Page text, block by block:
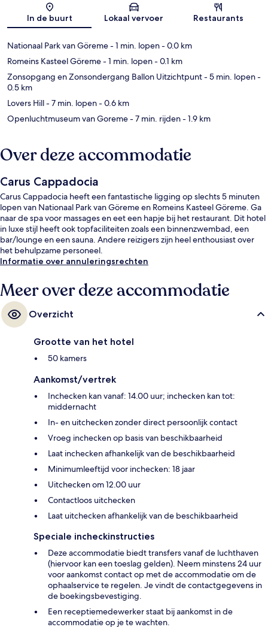
In de buurt Lokaal vervoer Restaurants
Nationaal Park van Göreme- 1 min. lopen- 0.0 km
Romeins Kasteel Göreme- 1 min. lopen- 0.1 km
Zonsopgang en Zonsondergang Ballon Uitzichtpunt- 5 min. lopen-
0.5 km
Lovers Hill- 7 min. lopen- 0.6 km
Openluchtmuseum van Goreme- 7 min. rijden- 1.9 km
Over deze accommodatie
Carus Cappadocia
Carus Cappadocia heeft een fantastische ligging op slechts 5 minuten
lopen van Nationaal Park van Göreme en Romeins Kasteel Göreme. Ga
naar de spa voor massages en eet een hapje bij het restaurant. Dit hotel
in luxe stijl heeft ook topfaciliteiten zoals een binnenzwembad, een
bar/lounge en een sauna. Andere reizigers zijn heel enthousiast over
het behulpzame personeel.
Informatie over annuleringsrechten
Meer over deze accommodatie
Overzicht
Grootte van het hotel
50 kamers
Aankomst/vertrek
Inchecken kan vanaf: 14.00 uur; inchecken kan tot:
middernacht
In- en uitchecken zonder direct persoonlijk contact
Vroeg inchecken op basis van beschikbaarheid
Laat inchecken afhankelijk van de beschikbaarheid
Minimumleeftijd voor inchecken: 18 jaar
Uitchecken om 12.00 uur
Contactloos uitchecken
Laat uitchecken afhankelijk van de beschikbaarheid
Speciale incheckinstructies
Deze accommodatie biedt transfers vanaf de luchthaven
(hiervoor kan een toeslag gelden). Neem minstens 24 uur
voor aankomst contact op met de accommodatie om de
ophaalservice te regelen. Je vindt de contactgegevens in
de boekingsbevestiging.
Een receptiemedewerker staat bij aankomst in de
accommodatie op je te wachten.